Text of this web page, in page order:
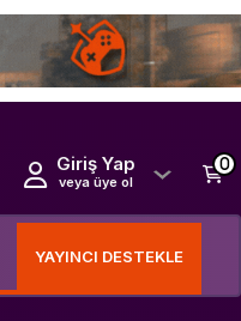
Giriş Yap
veya üye ol
0
YAYINCI DESTEKLE